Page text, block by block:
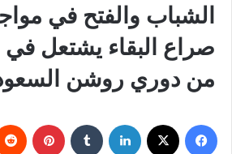
الشباب والفتح في
من دوري روشن السعودي
فيسبوك لينكدإن